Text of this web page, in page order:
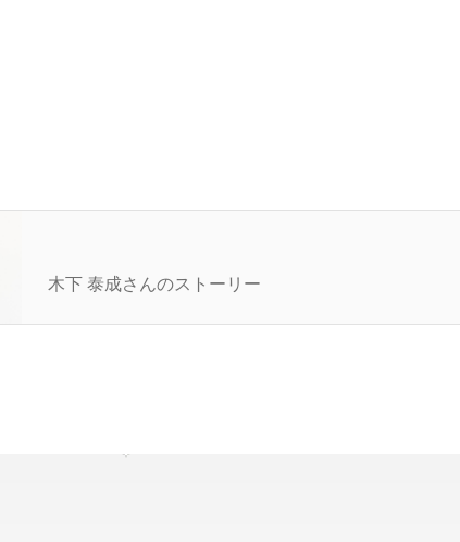
語る、事業成長させるために必要な2つのポイント
と長期インターンの選び方とは。
木下 泰成さんのストーリー